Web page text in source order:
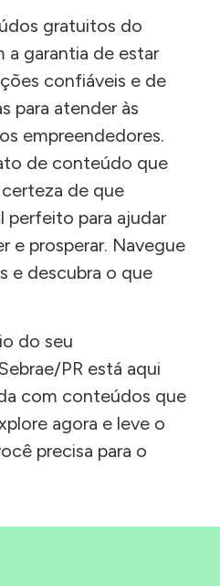
gratuitos do
a garantia de estar
confiáveis e de
para atender às
empreendedores.
de conteúdo que
de que
perfeito para ajudar
e prosperar. Navegue
e descubra o que
do seu
PR está aqui
com conteúdos que
agora e leve o
precisa para o